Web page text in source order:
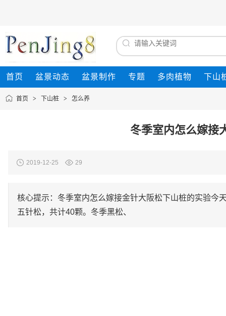
首页 盆景动态 盆景制作 专题 多肉植物 下山
首页 > 下山桩 > 怎么养
冬季室内怎么嫁接
2019-12-25 29
核心提示：冬季室内怎么嫁接金针大阪松下山桩的实验今
五针松，共计40颗。冬季黑松、